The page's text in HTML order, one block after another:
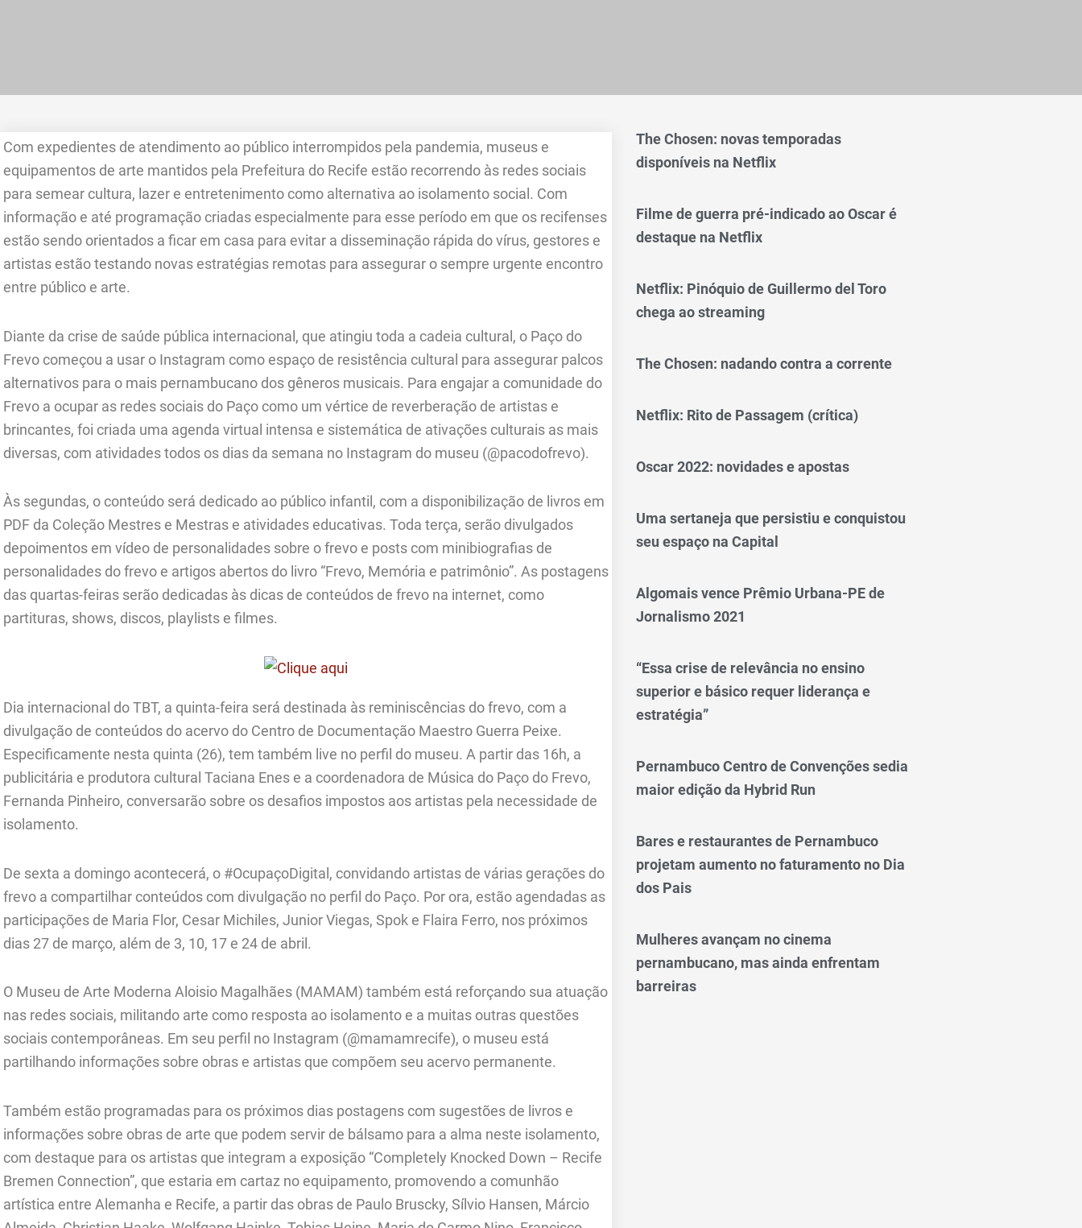
Com expedientes de atendimento ao público interrompidos pela pandemia, museus e
equipamentos de arte mantidos pela Prefeitura do Recife estão recorrendo às redes sociais
para semear cultura, lazer e entretenimento como alternativa ao isolamento social. Com
informação e até programação criadas especialmente para esse período em que os recifenses
estão sendo orientados a ficar em casa para evitar a disseminação rápida do vírus, gestores e
artistas estão testando novas estratégias remotas para assegurar o sempre urgente encontro
entre público e arte.
Diante da crise de saúde pública internacional, que atingiu toda a cadeia cultural, o Paço do
Frevo começou a usar o Instagram como espaço de resistência cultural para assegurar palcos
alternativos para o mais pernambucano dos gêneros musicais. Para engajar a comunidade do
Frevo a ocupar as redes sociais do Paço como um vértice de reverberação de artistas e
brincantes, foi criada uma agenda virtual intensa e sistemática de ativações culturais as mais
diversas, com atividades todos os dias da semana no Instagram do museu (@pacodofrevo).
Às segundas, o conteúdo será dedicado ao público infantil, com a disponibilização de livros em
PDF da Coleção Mestres e Mestras e atividades educativas. Toda terça, serão divulgados
depoimentos em vídeo de personalidades sobre o frevo e posts com minibiografias de
personalidades do frevo e artigos abertos do livro “Frevo, Memória e patrimônio”. As postagens
das quartas-feiras serão dedicadas às dicas de conteúdos de frevo na internet, como
partituras, shows, discos, playlists e filmes.
Dia internacional do TBT, a quinta-feira será destinada às reminiscências do frevo, com a
divulgação de conteúdos do acervo do Centro de Documentação Maestro Guerra Peixe.
Especificamente nesta quinta (26), tem também live no perfil do museu. A partir das 16h, a
publicitária e produtora cultural Taciana Enes e a coordenadora de Música do Paço do Frevo,
Fernanda Pinheiro, conversarão sobre os desafios impostos aos artistas pela necessidade de
isolamento.
De sexta a domingo acontecerá, o #OcupaçoDigital, convidando artistas de várias gerações do
frevo a compartilhar conteúdos com divulgação no perfil do Paço. Por ora, estão agendadas as
participações de Maria Flor, Cesar Michiles, Junior Viegas, Spok e Flaira Ferro, nos próximos
dias 27 de março, além de 3, 10, 17 e 24 de abril.
O Museu de Arte Moderna Aloisio Magalhães (MAMAM) também está reforçando sua atuação
nas redes sociais, militando arte como resposta ao isolamento e a muitas outras questões
sociais contemporâneas. Em seu perfil no Instagram (@mamamrecife), o museu está
partilhando informações sobre obras e artistas que compõem seu acervo permanente.
Também estão programadas para os próximos dias postagens com sugestões de livros e
informações sobre obras de arte que podem servir de bálsamo para a alma neste isolamento,
com destaque para os artistas que integram a exposição “Completely Knocked Down – Recife
Bremen Connection”, que estaria em cartaz no equipamento, promovendo a comunhão
artística entre Alemanha e Recife, a partir das obras de Paulo Bruscky, Sílvio Hansen, Márcio
The Chosen: novas temporadas
disponíveis na Netflix
Filme de guerra pré-indicado ao Oscar é
destaque na Netflix
Netflix: Pinóquio de Guillermo del Toro
chega ao streaming
The Chosen: nadando contra a corrente
Netflix: Rito de Passagem (crítica)
Oscar 2022: novidades e apostas
Uma sertaneja que persistiu e conquistou
seu espaço na Capital
Algomais vence Prêmio Urbana-PE de
Jornalismo 2021
“Essa crise de relevância no ensino
superior e básico requer liderança e
estratégia”
Pernambuco Centro de Convenções sedia
maior edição da Hybrid Run
Bares e restaurantes de Pernambuco
projetam aumento no faturamento no Dia
dos Pais
Mulheres avançam no cinema
pernambucano, mas ainda enfrentam
barreiras